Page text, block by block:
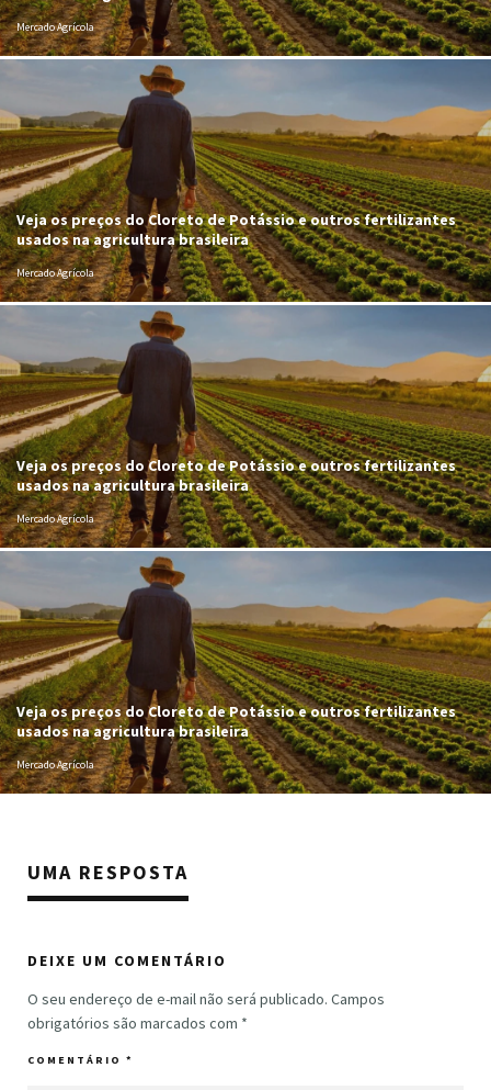
Mercado Agrícola
Veja os preços do Cloreto de Potássio e outros fertilizantes
usados na agricultura brasileira
Mercado Agrícola
Veja os preços do Cloreto de Potássio e outros fertilizantes
usados na agricultura brasileira
Mercado Agrícola
Veja os preços do Cloreto de Potássio e outros fertilizantes
usados na agricultura brasileira
Mercado Agrícola
UMA RESPOSTA
DEIXE UM COMENTÁRIO
O seu endereço de e-mail não será publicado. Campos
obrigatórios são marcados com *
COMENTÁRIO *